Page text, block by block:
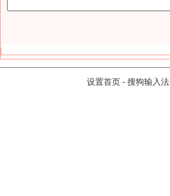
设置首页 - 搜狗输入法